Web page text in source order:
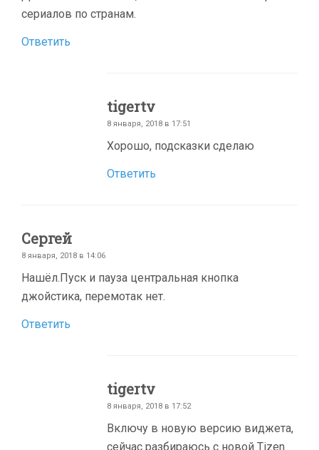
сериалов по странам.
Ответить
tigertv
8 января, 2018 в 17:51
Хорошо, подсказки сделаю
Ответить
Сергей
8 января, 2018 в 14:06
Нашёл.Пуск и пауза центральная кнопка
джойстика, перемотак нет.
Ответить
tigertv
8 января, 2018 в 17:52
Включу в новую версию виджета,
сейчас разбираюсь с новой Tizen